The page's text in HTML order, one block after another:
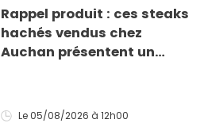
Rappel produit : ces steaks
hachés vendus chez
Auchan présentent un
Le 05/08/2026 à 12h00